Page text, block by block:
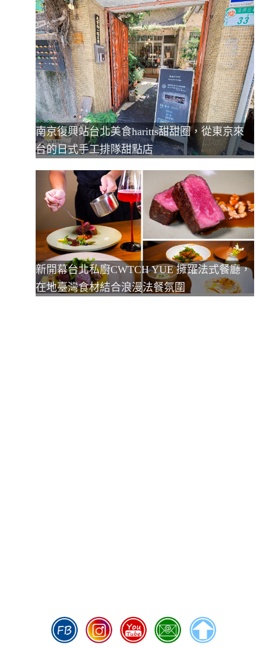
南京復興站台北美食haritts甜甜圈，從東京來
台的日式手工排隊甜點店
新開幕台北私廚CWTCH YUE 擁躍法式餐廳，
在地臺灣食材結合浪漫法餐氛圍